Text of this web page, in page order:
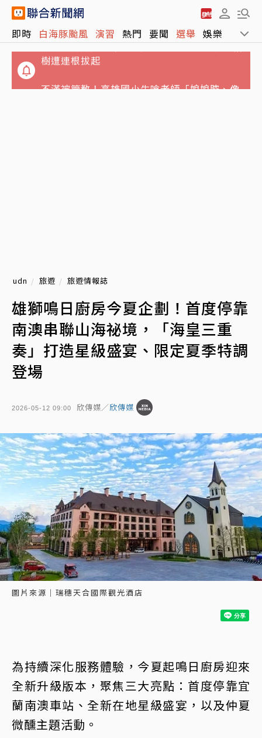
即時 白海豚颱風 演習 熱門 要聞 選舉 娛樂 運動
樹遭連根拔起
不滿被管教！高雄國小生嗆老師「娘娘腔、像
udn 旅遊 旅遊情報誌
雄獅鳴日廚房今夏企劃！首度停靠
南澳串聯山海祕境，「海皇三重
奏」打造星級盛宴、限定夏季特調
登場
2026-05-12 09:00 欣傳媒／欣傳媒
圖片來源｜瑞穗天合國際觀光酒店
為持續深化服務體驗，今夏起鳴日廚房迎來
全新升級版本，聚焦三大亮點：首度停靠宜
蘭南澳車站、全新在地星級盛宴，以及仲夏
微醺主題活動。